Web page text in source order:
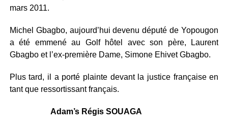
mars 2011.
Michel Gbagbo, aujourd’hui devenu député de Yopougon
a été emmené au Golf hôtel avec son père, Laurent
Gbagbo et l’ex-première Dame, Simone Ehivet Gbagbo.
Plus tard, il a porté plainte devant la justice française en
tant que ressortissant français.
Adam’s Régis SOUAGA